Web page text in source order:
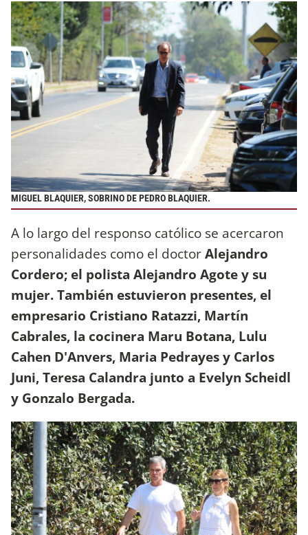
MIGUEL BLAQUIER, SOBRINO DE PEDRO BLAQUIER.
A lo largo del responso católico se acercaron
personalidades como el doctorAlejandro
Cordero; el polista Alejandro Agote y su
mujer. También estuvieron presentes, el
empresario Cristiano Ratazzi, Martín
Cabrales, la cocinera Maru Botana, Lulu
Cahen D'Anvers, Maria Pedrayes y Carlos
Juni, Teresa Calandra junto a Evelyn Scheidl
y Gonzalo Bergada.